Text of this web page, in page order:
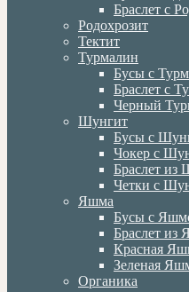
Браслет с
Родохрозит
Тектит
Турмалин
Бусы с
Браслет с
Черный
Шунгит
Бусы с
Чокер с
Браслет из
Четки с
Яшма
Бусы с
Браслет из
Красная
Зеленая
Органика